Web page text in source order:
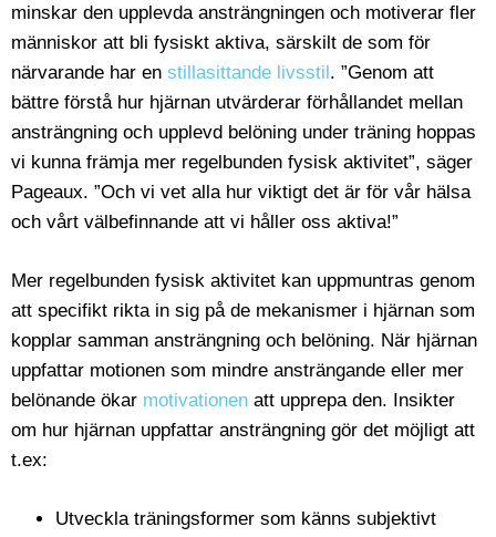
minskar den upplevda ansträngningen och motiverar fler
människor att bli fysiskt aktiva, särskilt de som för
närvarande har en stillasittande livsstil. ”Genom att
bättre förstå hur hjärnan utvärderar förhållandet mellan
ansträngning och upplevd belöning under träning hoppas
vi kunna främja mer regelbunden fysisk aktivitet”, säger
Pageaux. ”Och vi vet alla hur viktigt det är för vår hälsa
och vårt välbefinnande att vi håller oss aktiva!”
Mer regelbunden fysisk aktivitet kan uppmuntras genom
att specifikt rikta in sig på de mekanismer i hjärnan som
kopplar samman ansträngning och belöning. När hjärnan
uppfattar motionen som mindre ansträngande eller mer
belönande ökar motivationen att upprepa den. Insikter
om hur hjärnan uppfattar ansträngning gör det möjligt att
t.ex:
Utveckla träningsformer som känns subjektivt